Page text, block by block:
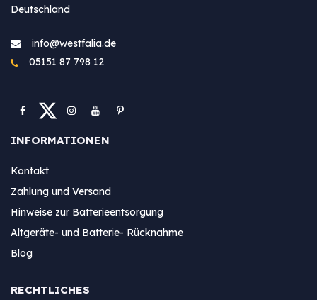
Deutschland
info@westfa​lia.de
05151 87 798 12
INFORMATIONEN
Kontakt
Zahlung und Versand
Hinweise zur Batterieentsorgung
Altgeräte- und Batterie- Rücknahme
Blog
RECHTLICHES